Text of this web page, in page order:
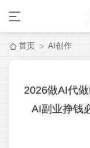
首页 > AI创作
2026做AI代
AI副业挣钱